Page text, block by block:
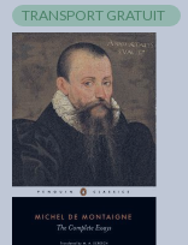
TRANSPORT GRATUIT